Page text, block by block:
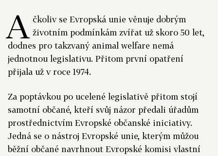
A čkoliv se Evropská unie věnuje dobrým
životním podmínkám zvířat už skoro 50 let,
dodnes pro takzvaný animal welfare nemá
jednotnou legislativu. Přitom první opatření
přijala už v roce 1974.
Za poptávkou po ucelené legislativě přitom stojí
samotní občané, kteří svůj názor předali úřadům
prostřednictvím Evropské občanské iniciativy.
Jedná se o nástroj Evropské unie, kterým můžou
běžní občané navrhnout Evropské komisi vlastní